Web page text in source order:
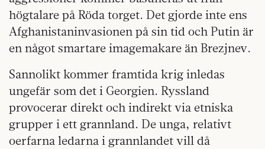
högtalare på Röda torget. Det gjorde inte ens
Afghanistaninvasionen på sin tid och Putin är
en något smartare imagemakare än Brezjnev.
Sannolikt kommer framtida krig inledas
ungefär som det i Georgien. Ryssland
provocerar direkt och indirekt via etniska
grupper i ett grannland. De unga, relativt
oerfarna ledarna i grannlandet vill då